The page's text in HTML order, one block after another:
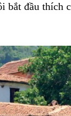
bắt đầu thích